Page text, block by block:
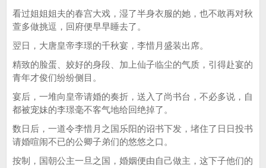
看过姐姐姐夫的春宫大戏，湿了半身衣服的她，也不敢再对秋
萱多做挑逗，回府便早早睡去了。
翌日，大唐皇帝李璟的千秋宴，李惜月盛装出席。
精致的脸蛋、姣好的身段、加上仙子临尘的气质，引得赴宴的
青年才俊们纷纷侧目。
宴后，一堆向皇帝请婚的奏折，送入了尚书台，不必多说，自
都被宠妹的李璟毫不客气地给回绝掉了。
数日后，一道令李惜月之国乐阳的诏书下发，堵住了日日投书
请婚喧闹不已的公卿子弟们的悠悠之口。
按制，国朝公主一旦之国，婚姻便由自己做主，这下子他们的